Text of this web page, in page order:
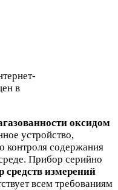
в
оксидом
устройство,
контроля содержания
Прибор серийно
средств измерений
всем требованиям